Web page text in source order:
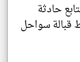
حادثة
قبالة سواحل